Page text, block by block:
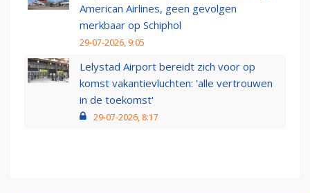
American Airlines, geen gevolgen
merkbaar op Schiphol
29-07-2026, 9:05
Lelystad Airport bereidt zich voor op
komst vakantievluchten: 'alle vertrouwen
in de toekomst'
29-07-2026, 8:17